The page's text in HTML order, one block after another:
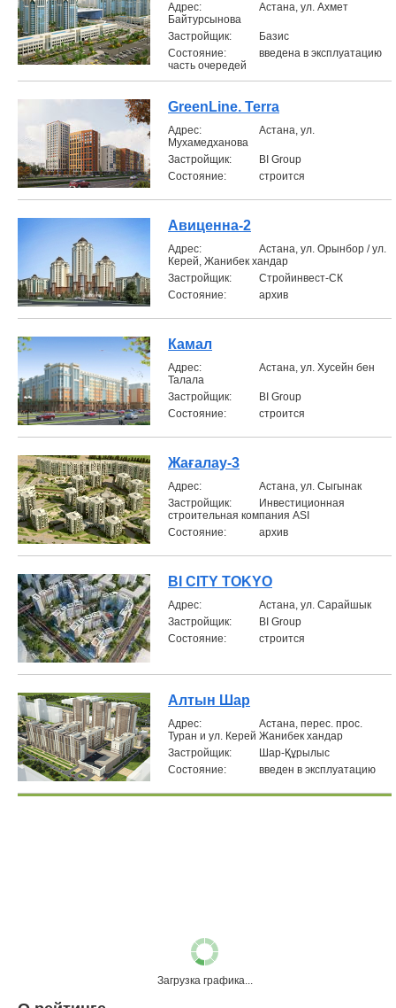
Aдрес:
Астана, ул. Ахмет
Байтурсынова
Застройщик:
Базис
Состояние:
введена в эксплуатацию
часть очередей
GreenLine. Terra
Aдрес:
Астана, ул.
Мухамедханова
Застройщик:
BI Group
Состояние:
строится
Авиценна-2
Aдрес:
Астана, ул. Орынбор / ул.
Керей, Жанибек хандар
Застройщик:
Стройинвест-СК
Состояние:
архив
Камал
Aдрес:
Астана, ул. Хусейн бен
Талала
Застройщик:
BI Group
Состояние:
строится
Жағалау-3
Aдрес:
Астана, ул. Сыгынак
Застройщик:
Инвестиционная
строительная компания ASI
Состояние:
архив
BI CITY TOKYO
Aдрес:
Астана, ул. Сарайшык
Застройщик:
BI Group
Состояние:
строится
Алтын Шар
Aдрес:
Астана, перес. прос.
Туран и ул. Керей Жанибек хандар
Застройщик:
Шар-Құрылыс
Состояние:
введен в эксплуатацию
Загрузка графика...